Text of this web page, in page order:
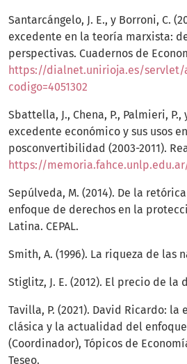
Santarcángelo, J. E., y Borroni, C.
excedente en la teoría marxista:
perspectivas. Cuadernos de
https://dialnet.unirioja.es/servlet/
codigo=4051302
Sbattella, J., Chena, P., Palmieri, P.,
excedente económico y sus usos
posconvertibilidad (2003-2011).
https://memoria.fahce.unlp.edu.ar/
Sepúlveda, M. (2014). De la
enfoque de derechos en la
Latina. CEPAL.
Smith, A. (1996). La riqueza de las
Stiglitz, J. E. (2012). El precio de la
Tavilla, P. (2021). David Ricardo:
clásica y la actualidad del enfoque
(Coordinador), Tópicos de
Teseo.